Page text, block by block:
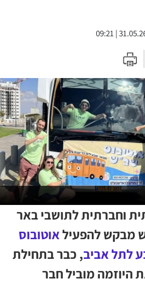
וחברתית לתושבי באר
מבקש להפעילאוטובוס
לתל אביב, כבר בתחילת
היוזמה מוביל חבר